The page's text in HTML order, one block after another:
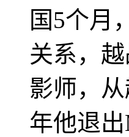
国5个月
关系，
影师，
年他退